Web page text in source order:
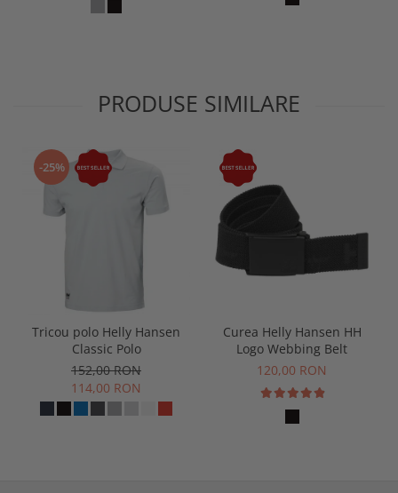
PRODUSE SIMILARE
-25%
Tricou polo Helly Hansen
Classic Polo
152,00 RON
114,00 RON
Curea Helly Hansen HH
Logo Webbing Belt
120,00 RON